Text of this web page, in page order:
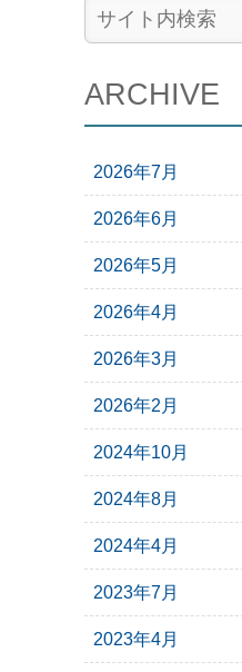
ARCHIVE
2026年7月
2026年6月
2026年5月
2026年4月
2026年3月
2026年2月
2024年10月
2024年8月
2024年4月
2023年7月
2023年4月